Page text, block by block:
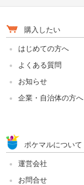
購入したい
はじめての方へ
よくある質問
お知らせ
企業・自治体の方へ
ポケマルについて
運営会社
お問合せ